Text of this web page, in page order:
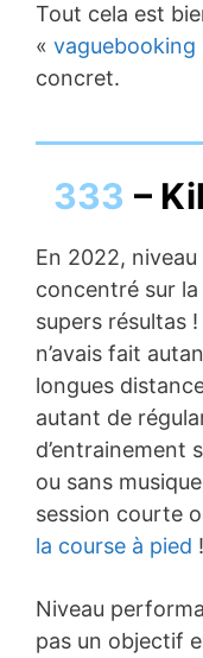
Tout cela est
« vaguebooking
concret.
333 –
En 2022,
concentré sur
supers résultas
n’avais fait
longues
autant de
d’entrainement
ou sans
session courte
la course à pied !
Niveau
pas un objectif